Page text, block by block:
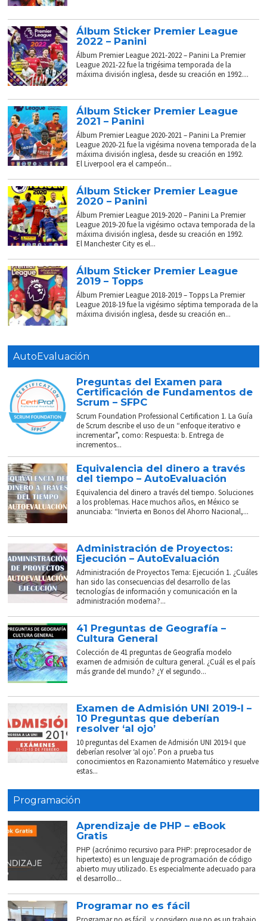
Álbum Sticker Premier League
2022 – Panini
Álbum Premier League 2021-2022 – Panini La Premier
League 2021-22 fue la trigésima temporada de la
máxima división inglesa, desde su creación en 1992....
Álbum Sticker Premier League
2021 – Panini
Álbum Premier League 2020-2021 – Panini La Premier
League 2020-21 fue la vigésima novena temporada de la
máxima división inglesa, desde su creación en 1992.
El Liverpool era el campeón...
Álbum Sticker Premier League
2020 – Panini
Álbum Premier League 2019-2020 – Panini La Premier
League 2019-20 fue la vigésimo octava temporada de la
máxima división inglesa, desde su creación en 1992.
El Manchester City es el...
Álbum Sticker Premier League
2019 – Topps
Álbum Premier League 2018-2019 – Topps La Premier
League 2018-19 fue la vigésimo séptima temporada de la
máxima división inglesa, desde su creación en...
AutoEvaluación
Preguntas del Examen para
Certificación de Fundamentos de
Scrum – SFPC
Scrum Foundation Professional Certification 1. La Guía
de Scrum describe el uso de un “enfoque iterativo e
incrementar”, como: Respuesta: b. Entrega de
incrementos...
Equivalencia del dinero a través
del tiempo – AutoEvaluación
Equivalencia del dinero a través del tiempo. Soluciones
a los problemas. Hace muchos años, en México se
anunciaba: “Invierta en Bonos del Ahorro Nacional,...
Administración de Proyectos:
Ejecución – AutoEvaluación
Administración de Proyectos Tema: Ejecución 1. ¿Cuáles
han sido las consecuencias del desarrollo de las
tecnologías de información y comunicación en la
administración moderna?...
41 Preguntas de Geografía –
Cultura General
Colección de 41 preguntas de Geografía modelo
examen de admisión de cultura general. ¿Cuál es el país
más grande del mundo? ¿Y el segundo...
Examen de Admisión UNI 2019-I –
10 Preguntas que deberían
resolver ‘al ojo’
10 preguntas del Examen de Admisión UNI 2019-I que
deberían resolver ‘al ojo’. Pon a prueba tus
conocimientos en Razonamiento Matemático y resuelve
estas...
Programación
Aprendizaje de PHP – eBook
Gratis
PHP (acrónimo recursivo para PHP: preprocesador de
hipertexto) es un lenguaje de programación de código
abierto muy utilizado. Es especialmente adecuado para
el desarrollo...
Programar no es fácil